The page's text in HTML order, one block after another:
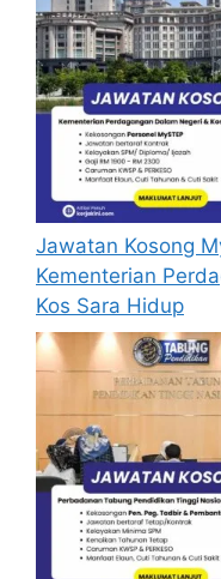
Jawatan Kosong
Kementerian
Kos Sara Hidup